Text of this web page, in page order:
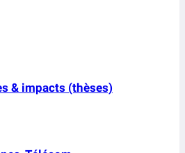
& impacts (thèses)